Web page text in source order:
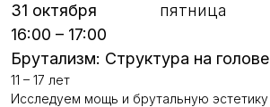
31 октября
пятница
16:00 – 17:00
Брутализм: Структура на голове
11 – 17 лет
Исследуем мощь и брутальную эстетику